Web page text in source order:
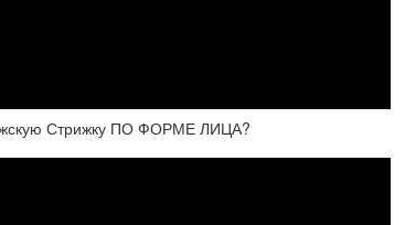
Стрижку ПО ФОРМЕ ЛИЦА?